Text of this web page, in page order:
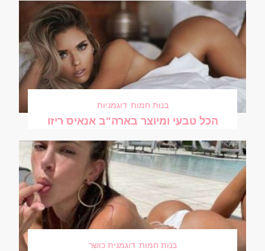
בנות חמות דוגמניות
הכל טבעי ומיוצר בארה"ב אנאיס ריזו
בנות חמות דוגמנית כושר